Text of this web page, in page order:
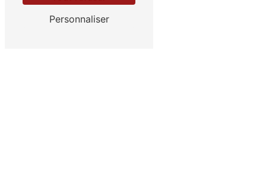
Personnaliser